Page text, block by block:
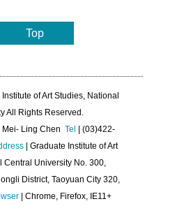
Top
of Art Studies, National
All Rights Reserved.
| Mei- Ling Chen Tel
| (03)422-
| Graduate Institute of Art
Central University No. 300,
District, Taoyuan City 320,
| Chrome, Firefox, IE11+